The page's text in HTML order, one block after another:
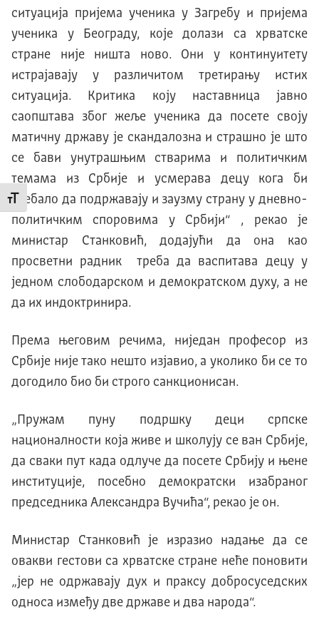
Промени величину слова
ситуација пријема ученика у Загребу и пријема
ученика у Београду, које долази са хрватске
стране није ништа ново. Они у континуитету
истрајавају у различитом третирању истих
ситуација. Критика коју наставница јавно
саопштава због жеље ученика да посете своју
матичну државу је скандалозна и страшно је што
се бави унутрашњим стварима и политичким
темама из Србије и усмерава децу кога би
требало да подржавају и заузму страну у дневно-
политичким споровима у Србији“ , рекао је
министар Станковић, додајући да она као
просветни радник треба да васпитава децу у
једном слободарском и демократском духу, а не
да их индоктринира.
Према његовим речима, ниједан професор из
Србије није тако нешто изјавио, а уколико би се то
догодило био би строго санкционисан.
„Пружам пуну подршку деци српске
националности која живе и школују се ван Србије,
да сваки пут када одлуче да посете Србију и њене
институције, посебно демократски изабраног
председника Александра Вучића“, рекао је он.
Министар Станковић је изразио надање да се
овакви гестови са хрватске стране неће поновити
„јер не одржавају дух и праксу добросуседских
односа између две државе и два народа“.